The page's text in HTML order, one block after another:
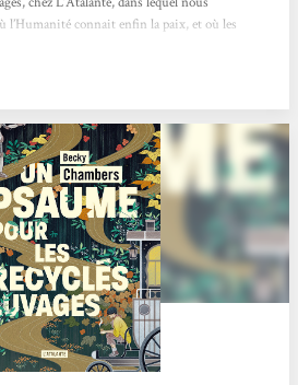
l’Humanité connait enfin la paix, et où les
mais plutôt à se retirer, jusqu’à